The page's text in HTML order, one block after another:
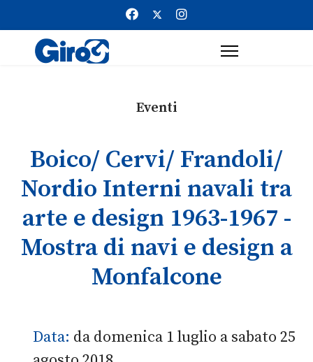
Eventi
Boico/ Cervi/ Frandoli/
Nordio Interni navali tra
arte e design 1963-1967 -
Mostra di navi e design a
Monfalcone
Data: da domenica 1 luglio a sabato 25